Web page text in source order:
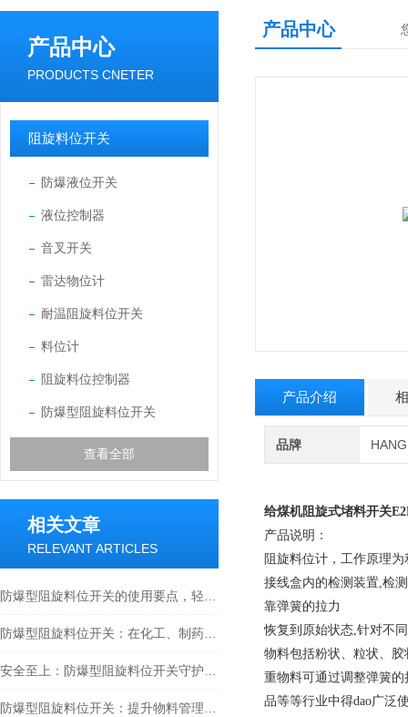
产品中心
PRODUCTS CNETER
阻旋料位开关
防爆液位开关
液位控制器
音叉开关
雷达物位计
耐温阻旋料位开关
料位计
阻旋料位控制器
防爆型阻旋料位开关
查看全部
相关文章
RELEVANT ARTICLES
产品中心
产品介绍
品牌
给煤机阻旋式堵料开关
产品说明：
阻旋料位计，工作原理
接线盒内的检测装置,检
靠弹簧的拉力
恢复到原始状态,针对不
物料包括粉状、粒状、
重物料可通过调整弹簧
品等等行业中得dao广泛